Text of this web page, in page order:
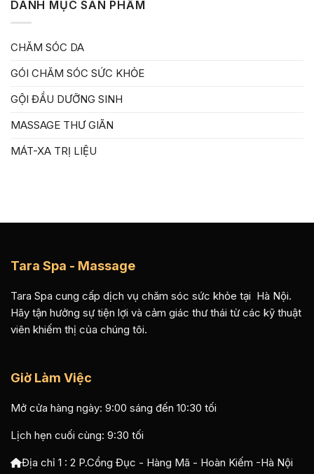
DANH MỤC SẢN PHẨM
CHĂM SÓC DA
GÓI CHĂM SÓC SỨC KHỎE
GỘI ĐẦU DƯỠNG SINH
MASSAGE THƯ GIÃN
MÁT-XA TRỊ LIỆU
Tara Spa - Massage
Tara Spa cung cấp dịch vụ chăm sóc sức khỏe tại Hà Nội.
Hãy tận hưởng sự tiện lợi và cảm giác thư thái từ các kỹ thuật
viên khiếm thị của chúng tôi.
Giờ Làm Việc
Mở cửa hàng ngày: 9:00 sáng đến 10:30 tối
Lịch hẹn cuối cùng: 9:30 tối
Địa chỉ 1 : 2 P.Cổng Đục - Hàng Mã - Hoàn Kiếm -Hà Nội